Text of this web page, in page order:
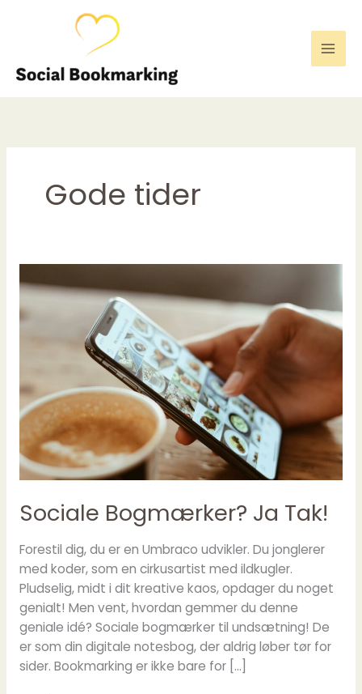
Gode tider
Sociale Bogmærker? Ja Tak!
Forestil dig, du er en Umbraco udvikler. Du jonglerer
med koder, som en cirkusartist med ildkugler.
Pludselig, midt i dit kreative kaos, opdager du noget
genialt! Men vent, hvordan gemmer du denne
geniale idé? Sociale bogmærker til undsætning! De
er som din digitale notesbog, der aldrig løber tør for
sider. Bookmarking er ikke bare for […]